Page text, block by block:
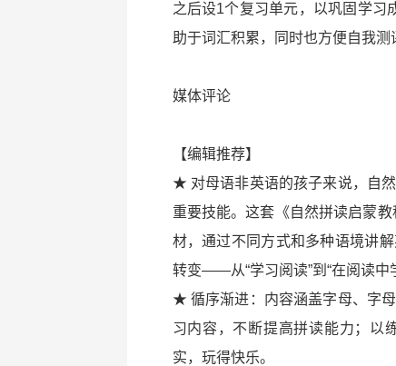
之后设1个复习单元，以巩固学习
助于词汇积累，同时也方便自我测
媒体评论
【编辑推荐】
★ 对母语非英语的孩子来说，自
重要技能。这套《自然拼读启蒙
材，通过不同方式和多种语境讲
转变——从“学习阅读”到“在阅读中
★ 循序渐进：内容涵盖字母、字
习内容，不断提高拼读能力；以
实，玩得快乐。